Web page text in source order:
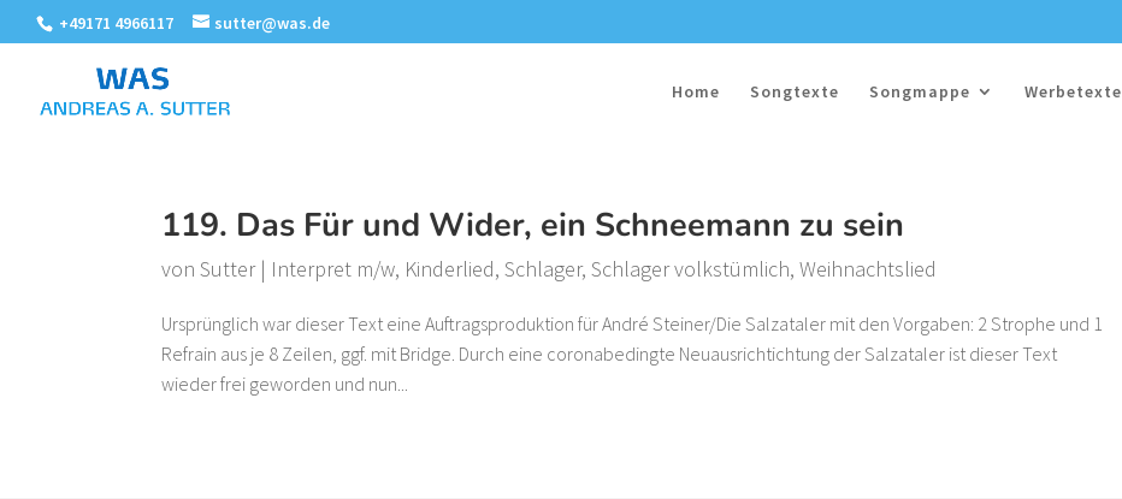
+49171 4966117 sutter@was.de
Home Songtexte Songmappe Werbetexte
119. Das Für und Wider, ein Schneemann zu sein
vonSutter| Interpret m/w, Kinderlied,Schlager,Schlager volkstümlich,Weihnachtslied
Ursprünglich war dieser Text eine Auftragsproduktion für André Steiner/Die Salzataler mit den Vorgaben: 2 Strophe und 1
Refrain aus je 8 Zeilen, ggf. mit Bridge. Durch eine coronabedingte Neuausrichtichtung der Salzataler ist dieser Text
wieder frei geworden und nun...